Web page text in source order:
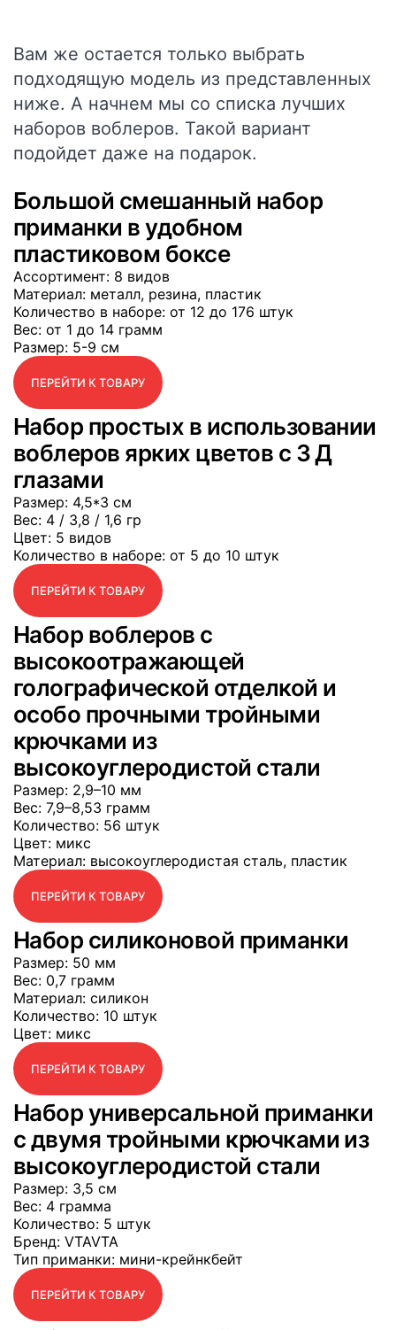
Вам же остается только выбрать
подходящую модель из представленных
ниже. А начнем мы со списка лучших
наборов воблеров. Такой вариант
подойдет даже на подарок.
Большой смешанный набор
приманки в удобном
пластиковом боксе
Ассортимент: 8 видов
Материал: металл, резина, пластик
Количество в наборе: от 12 до 176 штук
Вес: от 1 до 14 грамм
Размер: 5-9 см
ПЕРЕЙТИ К ТОВАРУ
Набор простых в использовании
воблеров ярких цветов с 3 Д
глазами
Размер: 4,5*3 см
Вес: 4 / 3,8 / 1,6 гр
Цвет: 5 видов
Количество в наборе: от 5 до 10 штук
ПЕРЕЙТИ К ТОВАРУ
Набор воблеров с
высокоотражающей
голографической отделкой и
особо прочными тройными
крючками из
высокоуглеродистой стали
Размер: 2,9–10 мм
Вес: 7,9–8,53 грамм
Количество: 56 штук
Цвет: микс
Материал: высокоуглеродистая сталь, пластик
ПЕРЕЙТИ К ТОВАРУ
Набор силиконовой приманки
Размер: 50 мм
Вес: 0,7 грамм
Материал: силикон
Количество: 10 штук
Цвет: микс
ПЕРЕЙТИ К ТОВАРУ
Набор универсальной приманки
с двумя тройными крючками из
высокоуглеродистой стали
Размер: 3,5 см
Вес: 4 грамма
Количество: 5 штук
Бренд: VTAVTA
Тип приманки: мини-крейнкбейт
ПЕРЕЙТИ К ТОВАРУ